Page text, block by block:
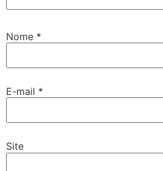
Nome *
E-mail *
Site